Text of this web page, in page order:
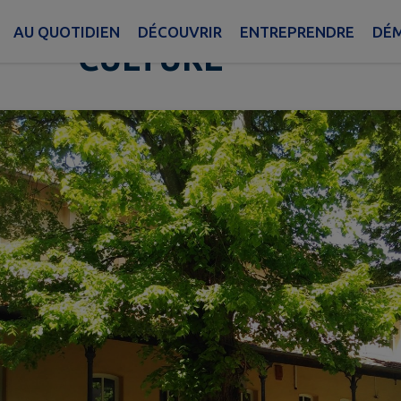
AU QUOTIDIEN DÉCOUVRIR ENTREPRENDRE
MAISON DES
CULTURE